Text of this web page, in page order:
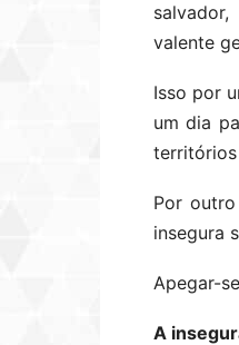
valente
Isso por
um dia
territórios
Por
insegura
Apegar-
A